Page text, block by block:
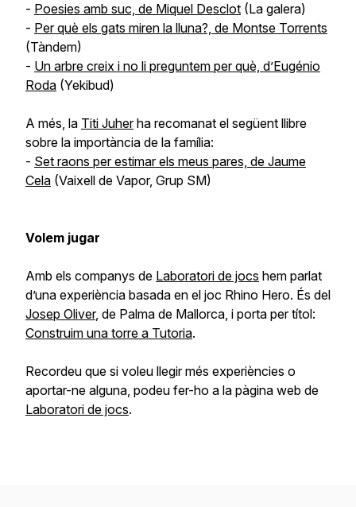
- Poesies amb suc, de Miquel Desclot (La galera)
- Per què els gats miren la lluna?, de Montse Torrents
(Tàndem)
- Un arbre creix i no li preguntem per què, d’Eugénio
Roda (Yekibud)
A més, la Titi Juherha recomanat el següent llibre
sobre la importància de la família:
- Set raons per estimar els meus pares, de Jaume
Cela (Vaixell de Vapor, Grup SM)
Volem jugar
Amb els companys de Laboratori de jocs hem parlat
d’una experiència basada en el joc Rhino Hero. És del
Josep Oliver, de Palma de Mallorca, i porta per títol:
Construim una torre a Tutoria.
Recordeu que si voleu llegir més experiències o
aportar-ne alguna, podeu fer-ho a la pàgina web de
Laboratori de jocs.